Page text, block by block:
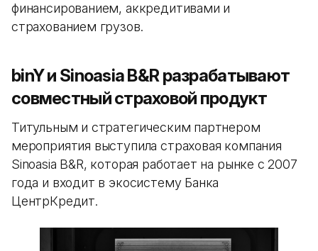
финансированием, аккредитивами и
страхованием грузов.
binY и Sinoasia B&R разрабатывают
совместный страховой продукт
Титульным и стратегическим партнером
мероприятия выступила страховая компания
Sinoasia B&R, которая работает на рынке с 2007
года и входит в экосистему Банка
ЦентрКредит.